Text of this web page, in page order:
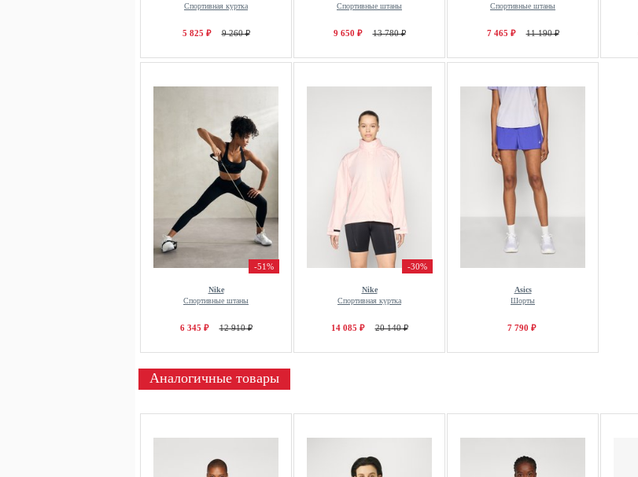
Спортивная куртка
5 825 ₽ 9 260 ₽
Спортивные штаны
9 650 ₽ 13 780 ₽
Спортивные штаны
7 465 ₽ 11 190 ₽
-51%
Nike
Спортивные штаны
6 345 ₽ 12 910 ₽
-30%
Nike
Спортивная куртка
14 085 ₽ 20 140 ₽
Asics
Шорты
7 790 ₽
Аналогичные товары